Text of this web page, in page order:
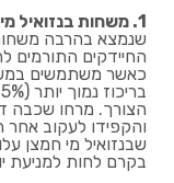
1. משחות בנזואיל מי חמצן:
שנמצא בהרבה
החיידקים התורמים
כאשר משתמשים
הצורך. מרחו שכבה
והקפידו לעקוב
שבנזואיל מי חמצן
בקרם לחות למניעת